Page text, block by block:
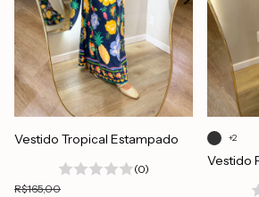
Vestido Tropical Estampado
(0)
R$165,00
Vestido
+2